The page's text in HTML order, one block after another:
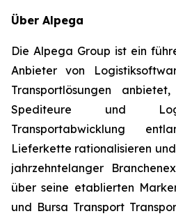
Über Alpega
Die Alpega Group ist ein
Anbieter von
Transportlösungen
Spediteure und
Transportabwicklung
Lieferkette rationalisieren
jahrzehntelanger
über seine etablierten
und Bursa Transport